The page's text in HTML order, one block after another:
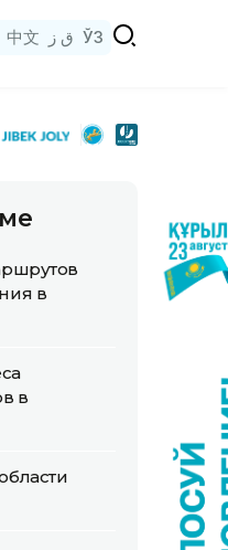
中文 ق ز ЎЗ
в
в